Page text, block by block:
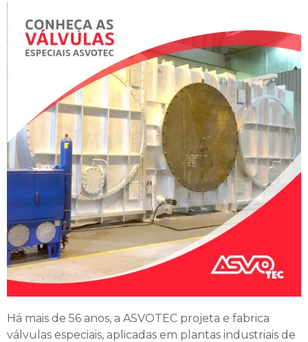
Há mais de 56 anos, a ASVOTEC projeta e fabrica
válvulas especiais, aplicadas em plantas industriais de